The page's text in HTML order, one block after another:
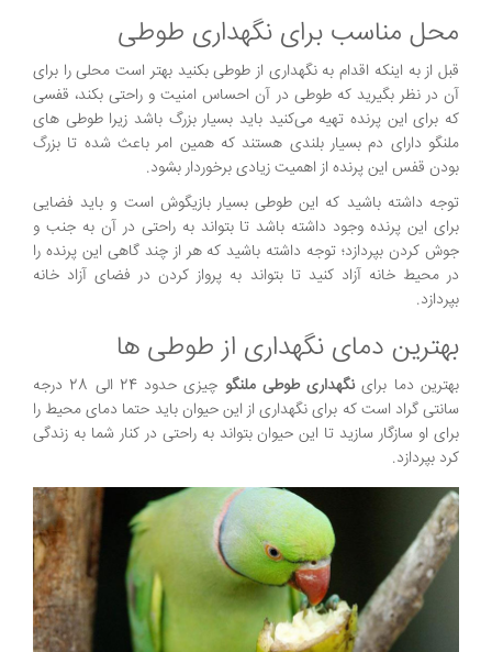
محل مناسب برای نگهداری طوطی
قبل از به اینکه اقدام به نگهداری از طوطی بکنید بهتر است محلی را برای
آن در نظر بگیرید که طوطی در آن احساس امنیت و راحتی بکند، قفسی
که برای این پرنده تهیه می‌کنید باید بسیار بزرگ باشد زیرا طوطی های
ملنگو دارای دم بسیار بلندی هستند که همین امر باعث شده تا بزرگ
بودن قفس این پرنده از اهمیت زیادی برخوردار بشود.
توجه داشته باشید که این طوطی بسیار بازیگوش است و باید فضایی
برای این پرنده وجود داشته باشد تا بتواند به راحتی در آن به جنب و
جوش کردن بپردازد؛ توجه داشته باشید که هر از چند گاهی این پرنده را
در محیط خانه آزاد کنید تا بتواند به پرواز کردن در فضای آزاد خانه
بپردازد.
بهترین دمای نگهداری از طوطی ها
بهترین دما براینگهداری طوطی ملنگو
چیزی حدود 24 الی 28 درجه
سانتی گراد است که برای نگهداری از این حیوان باید حتما دمای محیط را
برای او سازگار سازید تا این حیوان بتواند به راحتی در کنار شما به زندگی
کرد بپردازد.